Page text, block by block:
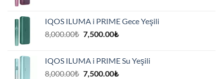
7,500.00₺.
IQOS ILUMA i PRIME Gece Yeşili
8,000.00₺ Orijinal
7,500.00₺Şu
7,500.00₺.
IQOS ILUMA i PRIME Su Yeşili
8,000.00₺ Orijinal
7,500.00₺Şu